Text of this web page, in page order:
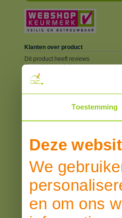
Toestemming
Deze
We
en om ons
Klanten over product
Dit product heeft reviews
Overall beoordeling
SCHRIJF EEN REVIEW